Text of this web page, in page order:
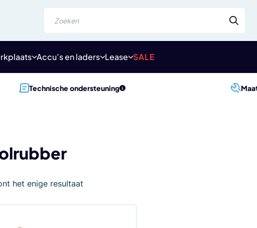
Accu’s en laders Lease SALE
Technische ondersteuning
het enige resultaat